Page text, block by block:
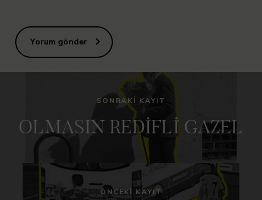
Yorum gönder
SONRAKI KAYIT
OLMASIN REDİFLİ GAZEL
ÖNCEKI KAYIT